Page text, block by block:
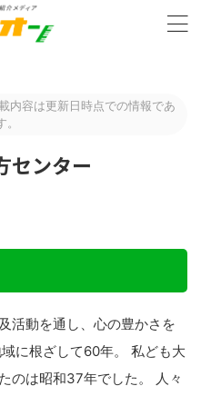
内容は更新日時点での情報であ
センター
活動を通し、心の豊かさを
に根ざして60年。 私ども大
のは昭和37年でした。 人々